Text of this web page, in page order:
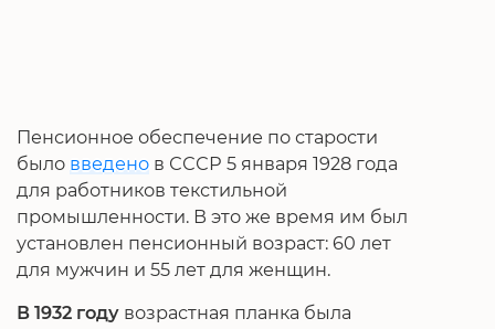
Пенсионное обеспечение по старости
было введено в СССР 5 января 1928 года
для работников текстильной
промышленности. В это же время им был
установлен пенсионный возраст: 60 лет
для мужчин и 55 лет для женщин.
В 1932 году возрастная планка была